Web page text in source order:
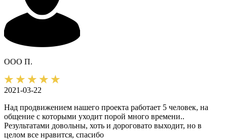
ООО П.
2021-03-22
Над продвижением нашего проекта работает 5 человек, на
общение с которыми уходит порой много времени..
Результатами довольны, хоть и дороговато выходит, но в
целом все нравится, спасибо